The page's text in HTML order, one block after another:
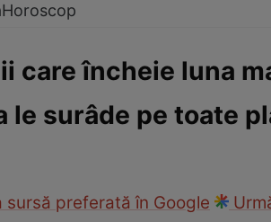
Horoscop
care încheie luna
le surâde pe toate
preferată în Google